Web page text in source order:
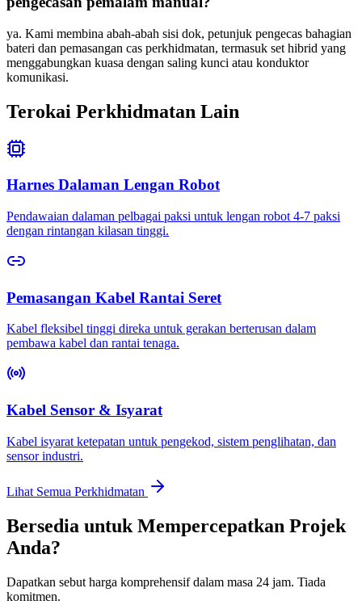
ya. Kami membina abah-abah sisi dok, petunjuk pengecas bahagian
bateri dan pemasangan cas perkhidmatan, termasuk set hibrid yang
menggabungkan kuasa dengan saling kunci atau konduktor
komunikasi.
Terokai Perkhidmatan Lain
Harnes Dalaman Lengan Robot
Pendawaian dalaman pelbagai paksi untuk lengan robot 4-7 paksi
dengan rintangan kilasan tinggi.
Pemasangan Kabel Rantai Seret
Kabel fleksibel tinggi direka untuk gerakan berterusan dalam
pembawa kabel dan rantai tenaga.
Kabel Sensor & Isyarat
Kabel isyarat ketepatan untuk pengekod, sistem penglihatan, dan
sensor industri.
Lihat Semua Perkhidmatan
Bersedia untuk Mempercepatkan Projek
Anda?
Dapatkan sebut harga komprehensif dalam masa 24 jam. Tiada
komitmen.